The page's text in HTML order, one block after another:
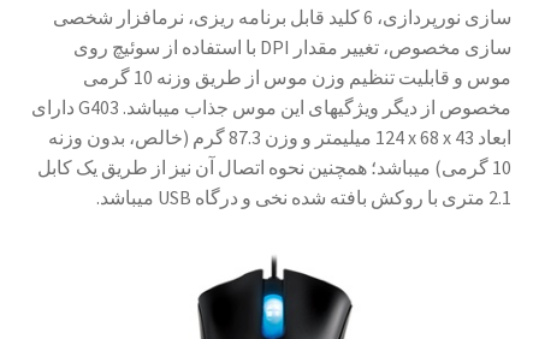
سازی نورپردازی، 6 کلید قابل برنامه ریزی، نرم­افزار شخصی
سازی مخصوص، تغییر مقدار DPI با استفاده از سوئیچ روی
موس و قابلیت تنظیم وزن موس از طریق وزنه 10 گرمی
مخصوص از دیگر ویژگی­های این موس جذاب می­باشد. G403دارای
ابعاد 124 x 68 x 43
میلی­متر و وزن 87.3 گرم (خالص، بدون وزنه
10 گرمی) می­باشد؛ همچنین نحوه اتصال آن نیز از طریق یک کابل
2.1 متری با روکش بافته شده نخی و درگاه
USB می­باشد.